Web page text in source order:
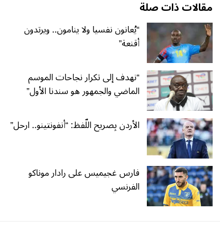
مقالات ذات صلة
“يُعانون نفسيا ولا ينامون.. ويرتدون
أقنعة”
“نهدف إلى تكرار نجاحات الموسم
الماضي والجمهور هو سندنا الأول”
الأردن بِصريح اللّفظ: “أنفونتينو.. ارحل”
فارس غجيميس على رادار موناكو
الفرنسي